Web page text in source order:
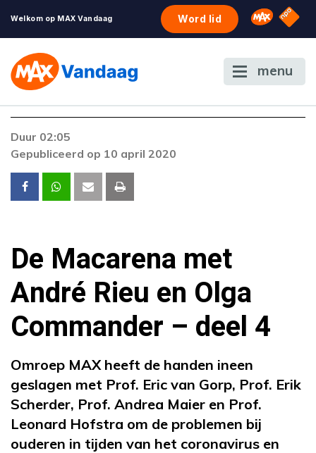
Welkom op MAX Vandaag Word lid Omroep
NPO
menu
Duur 02:05
Gepubliceerd op 10 april 2020
De Macarena met
André Rieu en Olga
Commander – deel 4
Omroep MAX heeft de handen ineen
geslagen met Prof. Eric van Gorp, Prof. Erik
Scherder, Prof. Andrea Maier en Prof.
Leonard Hofstra om de problemen bij
ouderen in tijden van het coronavirus en